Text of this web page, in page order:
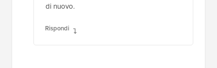
di nuovo.
Rispondi